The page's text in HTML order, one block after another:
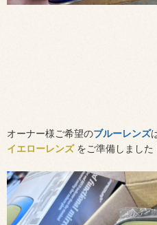
オーナー様ご希望のブルーレンズ
イエローレンズ をご準備しました